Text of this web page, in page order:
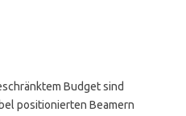
Budget sind
positionierten Beamern